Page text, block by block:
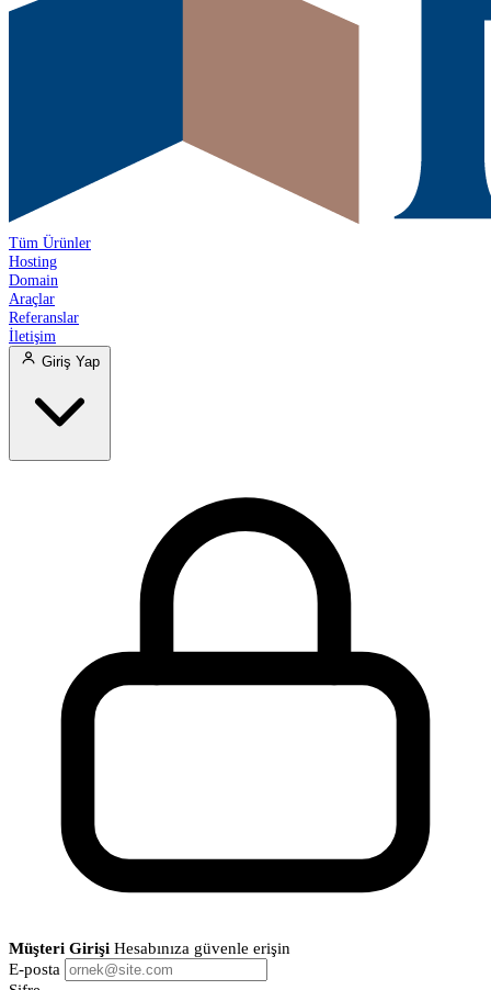
Tüm Ürünler
Hosting
Domain
Araçlar
Referanslar
İletişim
Giriş Yap
Müşteri Girişi Hesabınıza güvenle erişin
E-posta